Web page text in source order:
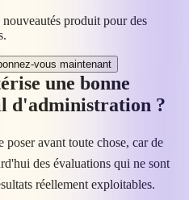
produit pour des
maintenant
une bonne
d'administration ?
poser avant toute chose, car de
des évaluations qui ne sont
réellement exploitables.